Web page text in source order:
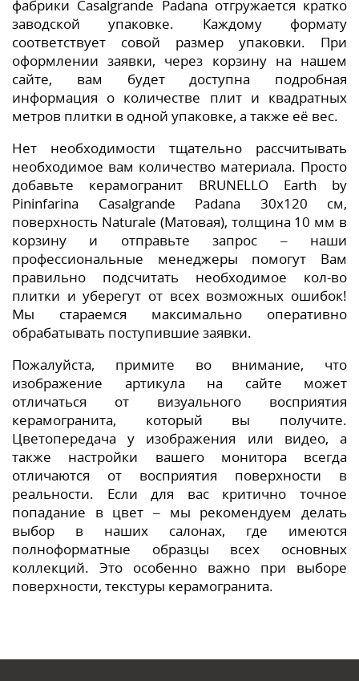
фабрики Casalgrande Padana отгружается кратко
заводской упаковке. Каждому формату
соответствует совой размер упаковки. При
оформлении заявки, через корзину на нашем
сайте, вам будет доступна подробная
информация о количестве плит и квадратных
метров плитки в одной упаковке, а также её вес.
Нет необходимости тщательно рассчитывать
необходимое вам количество материала. Просто
добавьте керамогранит BRUNELLO Earth by
Pininfarina Casalgrande Padana 30x120 см,
поверхность Naturale (Матовая), толщина 10 мм в
корзину и отправьте запрос – наши
профессиональные менеджеры помогут Вам
правильно подсчитать необходимое кол-во
плитки и уберегут от всех возможных ошибок!
Мы стараемся максимально оперативно
обрабатывать поступившие заявки.
Пожалуйста, примите во внимание, что
изображение артикула на сайте может
отличаться от визуального восприятия
керамогранита, который вы получите.
Цветопередача у изображения или видео, а
также настройки вашего монитора всегда
отличаются от восприятия поверхности в
реальности. Если для вас критично точное
попадание в цвет – мы рекомендуем делать
выбор в наших салонах, где имеются
полноформатные образцы всех основных
коллекций. Это особенно важно при выборе
поверхности, текстуры керамогранита.